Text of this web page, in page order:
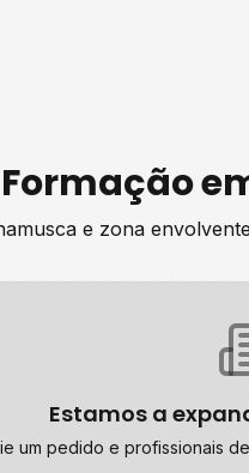
Formação
e zona
Estamos a
um pedido e profissionais de